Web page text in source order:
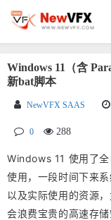
Windows 11（含
新bat脚本
NewVFX SAAS
0 288
Windows 11 使用了
使用，一段时间下来
以及实际使用的资源
会浪费宝贵的高速存